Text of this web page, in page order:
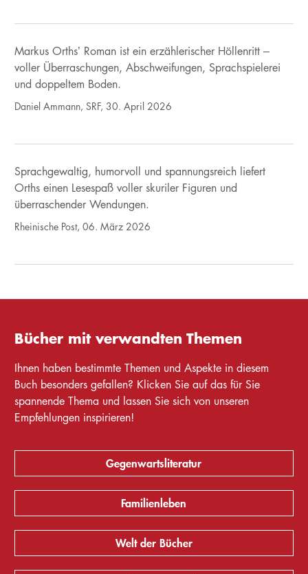
Markus Orths’ Roman ist ein erzählerischer Höllenritt –
voller Überraschungen, Abschweifungen, Sprachspielerei
und doppeltem Boden.
Daniel Ammann, SRF, 30. April 2026
Sprachgewaltig, humorvoll und spannungsreich liefert
Orths einen Lesespaß voller skuriler Figuren und
überraschender Wendungen.
Rheinische Post, 06. März 2026
Bücher mit verwandten Themen
Ihnen haben bestimmte Themen und Aspekte in diesem
Buch besonders gefallen? Klicken Sie auf das für Sie
spannende Thema und lassen Sie sich von unseren
Empfehlungen inspirieren!
Gegenwartsliteratur
Familienleben
Welt der Bücher